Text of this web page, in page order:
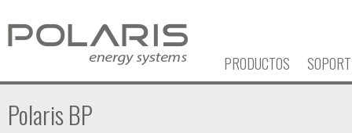
PRODUCTOS
Polaris BP